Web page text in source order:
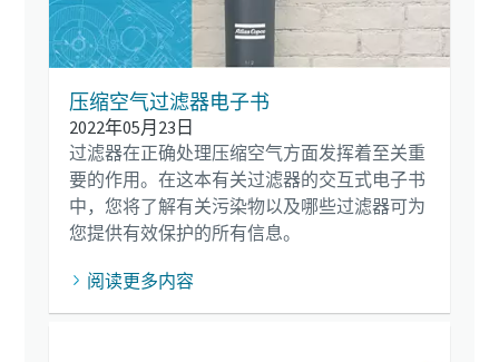
压缩空气过滤器电子书
2022年05月23日
过滤器在正确处理压缩空气方面发挥着至关重
要的作用。在这本有关过滤器的交互式电子书
中，您将了解有关污染物以及哪些过滤器可为
您提供有效保护的所有信息。
阅读更多内容